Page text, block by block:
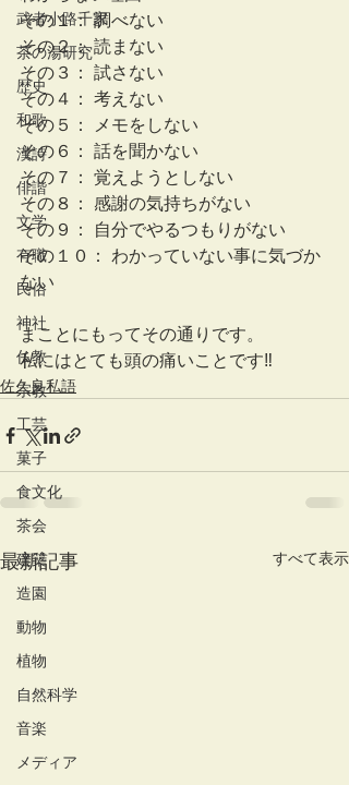
武者小路千家
茶の湯研究
歴史
和歌
漢詩
俳諧
文学
有職
民俗
神社
仏教
宗教
工芸
菓子
食文化
茶会
建築
造園
動物
植物
自然科学
音楽
メディア
その１： 調べない
その２： 読まない
その３： 試さない
その４： 考えない
その５： メモをしない
その６： 話を聞かない
その７： 覚えようとしない
その８： 感謝の気持ちがない
その９： 自分でやるつもりがない
その１０： わかっていない事に気づか
ない
まことにもってその通りです。
私にはとても頭の痛いことです‼︎
佐久良私語
最新記事 すべて表示